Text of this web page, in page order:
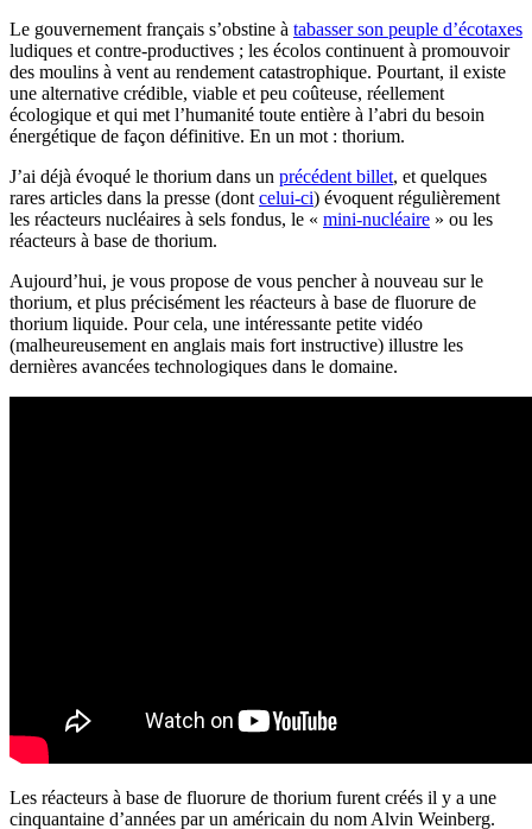
Le gouvernement français s’obstine à tabasser son peuple d’écotaxes
ludiques et contre-productives ; les écolos continuent à promouvoir
des moulins à vent au rendement catastrophique. Pourtant, il existe
une alternative crédible, viable et peu coûteuse, réellement
écologique et qui met l’humanité toute entière à l’abri du besoin
énergétique de façon définitive. En un mot : thorium.
J’ai déjà évoqué le thorium dans un précédent billet, et quelques
rares articles dans la presse (dont celui-ci) évoquent régulièrement
les réacteurs nucléaires à sels fondus, le « mini-nucléaire » ou les
réacteurs à base de thorium.
Aujourd’hui, je vous propose de vous pencher à nouveau sur le
thorium, et plus précisément les réacteurs à base de fluorure de
thorium liquide. Pour cela, une intéressante petite vidéo
(malheureusement en anglais mais fort instructive) illustre les
dernières avancées technologiques dans le domaine.
Les réacteurs à base de fluorure de thorium furent créés il y a une
cinquantaine d’années par un américain du nom Alvin Weinberg.